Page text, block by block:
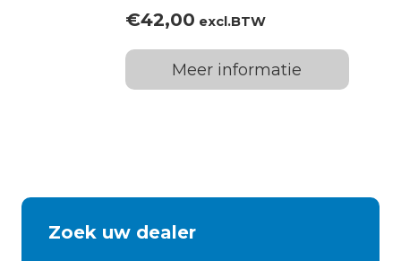
€42,00 excl.BTW
Meer informatie
Zoek uw dealer